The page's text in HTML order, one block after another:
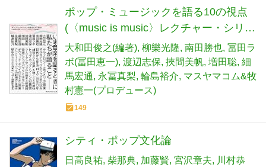
ポップ・ミュージックを語る10の視点
(〈music is music〉レクチャー・シリー
ズ)
大和田俊之(編著) 柳樂光隆 南田勝也 冨田ラ
ボ(冨田恵一) 渡辺志保 挾間美帆 増田聡 細
馬宏通
永冨真梨 輪島裕介 マスヤマコム&牧
村憲一(プロデュース)
149
シティ・ポップ文化論
日高良祐 柴那典 加藤賢 宮沢章夫
川村恭